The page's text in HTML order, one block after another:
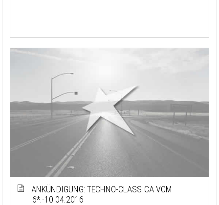
ANKÜNDIGUNG: TECHNO-CLASSICA VOM
6*.-10.04.2016